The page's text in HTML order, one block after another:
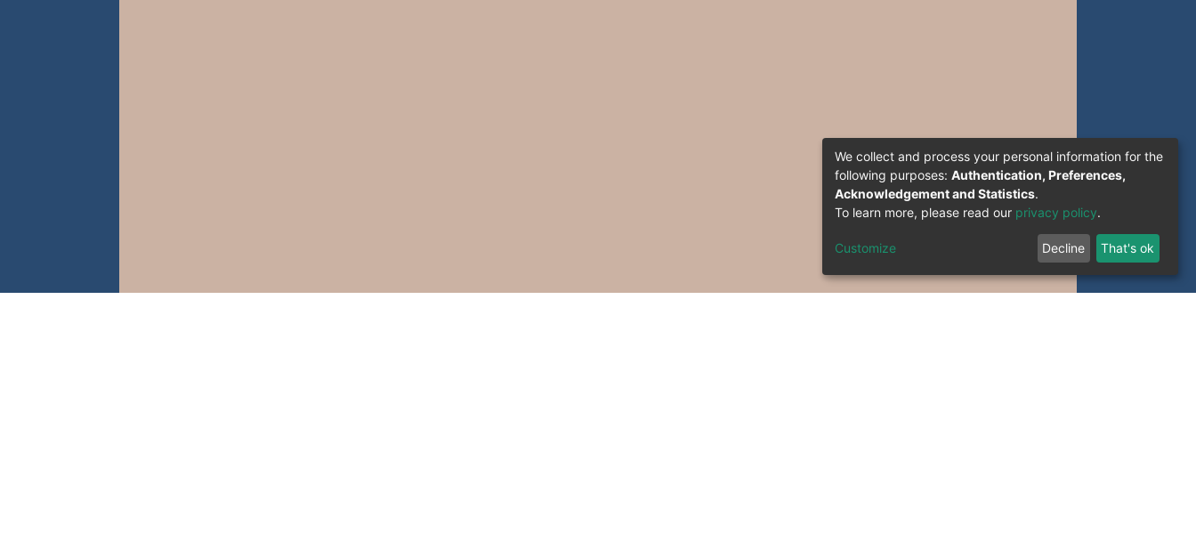
We collect and process your personal information for the
following purposes: Authentication, Preferences,
Acknowledgement and Statistics.
To learn more, please read our privacy policy.
Customize Decline That's ok